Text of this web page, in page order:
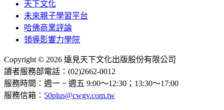
天下文化
未來親子學習平台
哈佛商業評論
領導影響力學院
Copyright © 2026 遠見天下文化出版股份有限公司
讀者服務部電話：(02)2662-0012
服務時間：週一 ~ 週五 9:00～12:30；13:30～17:00
服務信箱： 50plus@cwgv.com.tw